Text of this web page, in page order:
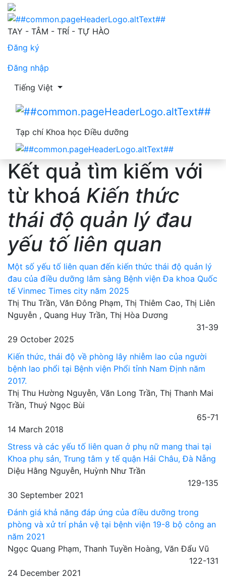
Tìm kiếm
TAY - TÂM - TRÍ - TỰ HÀO
Đăng ký
Đăng nhập
Thay đổi ngôn ngữ. Ngôn ngữ hiện tại là:
Tiếng Việt
Tạp chí Khoa học Điều dưỡng
Kết quả tìm kiếm với
từ khoá Kiến thức
thái độ quản lý đau
yếu tố liên quan
Một số yếu tố liên quan đến kiến thức thái độ quản lý
đau của điều dưỡng lâm sàng Bệnh viện Đa khoa Quốc
tế Vinmec Times city năm 2025
Thị Thu Trần, Văn Đông Phạm, Thị Thiêm Cao, Thị Liên
Nguyễn , Quang Huy Trần, Thị Hòa Dương
31-39
29 October 2025
Kiến thức, thái độ về phòng lây nhiễm lao của người
bệnh lao phổi tại Bệnh viện Phổi tỉnh Nam Định năm
2017.
Thị Thu Hường Nguyễn, Văn Long Trần, Thị Thanh Mai
Trần, Thuý Ngọc Bùi
65-71
14 March 2018
Stress và các yếu tố liên quan ở phụ nữ mang thai tại
Khoa phụ sản, Trung tâm y tế quận Hải Châu, Đà Nẵng
Diệu Hằng Nguyễn, Huỳnh Như Trần
129-135
30 September 2021
Đánh giá khả năng đáp ứng của điều dưỡng trong
phòng và xử trí phản vệ tại bệnh viện 19-8 bộ công an
năm 2021
Ngọc Quang Phạm, Thanh Tuyền Hoàng, Văn Đẩu Vũ
122-131
24 December 2021